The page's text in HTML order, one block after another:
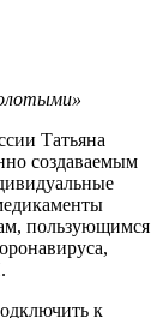
Татьяна
создаваемым
пользующимся
к